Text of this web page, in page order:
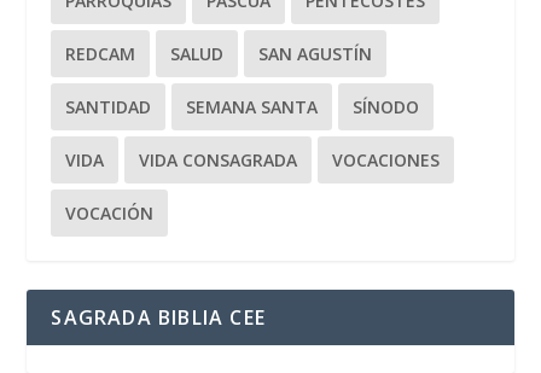
REDCAM SALUD SAN AGUSTÍN
SANTIDAD SEMANA SANTA SÍNODO
VIDA VIDA CONSAGRADA VOCACIONES
VOCACIÓN
SAGRADA BIBLIA CEE